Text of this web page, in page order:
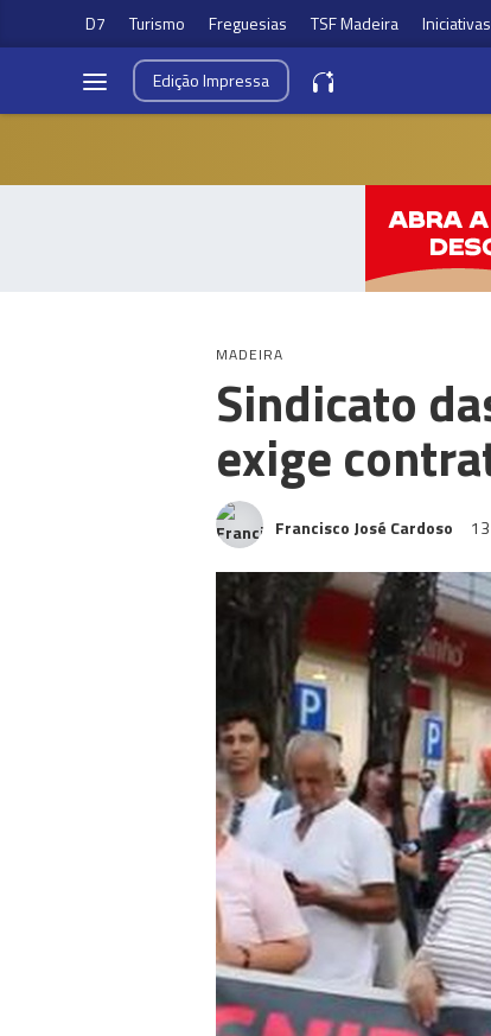
D7 Turismo Freguesias TSF Madeira Iniciativas
EdiçãoImpressa
MADEIRA
Sindicato
exige
Francisco José Cardoso